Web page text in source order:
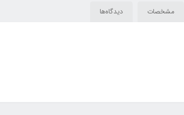
مشخصات دیدگاه‌ها